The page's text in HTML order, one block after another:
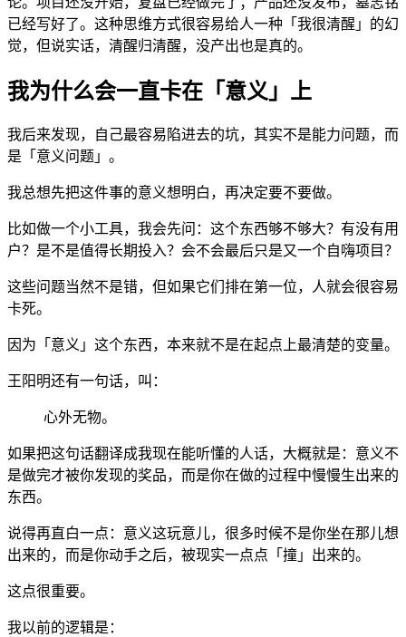
已经写好了。这种思维方式很容易给人一种「我很清醒」的幻
觉，但说实话，清醒归清醒，没产出也是真的。
我为什么会一直卡在「意义」上
我后来发现，自己最容易陷进去的坑，其实不是能力问题，而
是「意义问题」。
我总想先把这件事的意义想明白，再决定要不要做。
比如做一个小工具，我会先问：这个东西够不够大？有没有用
户？是不是值得长期投入？会不会最后只是又一个自嗨项目？
这些问题当然不是错，但如果它们排在第一位，人就会很容易
卡死。
因为「意义」这个东西，本来就不是在起点上最清楚的变量。
王阳明还有一句话，叫：
心外无物。
如果把这句话翻译成我现在能听懂的人话，大概就是：意义不
是做完才被你发现的奖品，而是你在做的过程中慢慢生出来的
东西。
说得再直白一点：意义这玩意儿，很多时候不是你坐在那儿想
出来的，而是你动手之后，被现实一点点「撞」出来的。
这点很重要。
我以前的逻辑是：